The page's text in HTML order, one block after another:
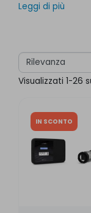
utilizza un valore
Leggi di più
Visualizzati 1-26
IN SCONTO